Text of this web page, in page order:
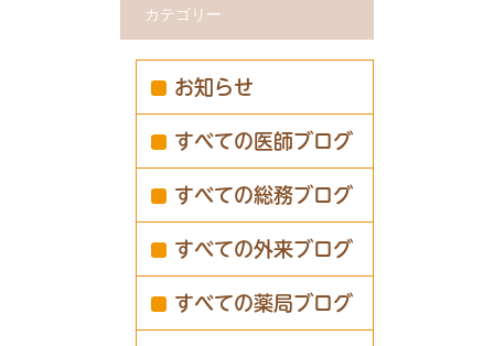
カテゴリー
お知らせ
すべての医師ブログ
すべての総務ブログ
すべての外来ブログ
すべての薬局ブログ